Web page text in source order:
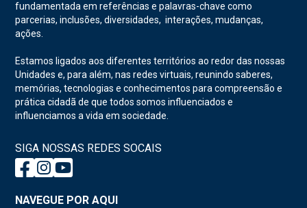
fundamentada em referências e palavras-chave como
parcerias, inclusões, diversidades, interações, mudanças,
ações.
Estamos ligados aos diferentes territórios ao redor das nossas
Unidades e, para além, nas redes virtuais, reunindo saberes,
memórias, tecnologias e conhecimentos para compreensão e
prática cidadã de que todos somos influenciados e
influenciamos a vida em sociedade.
SIGA NOSSAS REDES SOCAIS
NAVEGUE POR AQUI